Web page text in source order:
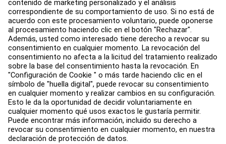
Acerca de
Buscar un distribuidor
Encuentre una tienda
Legal
Accesibilidad
Iniciar sesión en Facility Connect